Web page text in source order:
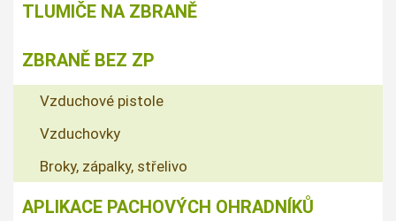
TLUMIČE NA ZBRANĚ
ZBRANĚ BEZ ZP
Vzduchové pistole
Vzduchovky
Broky, zápalky, střelivo
APLIKACE PACHOVÝCH OHRADNÍKŮ